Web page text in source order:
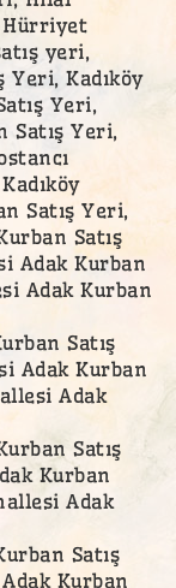
Hürriyet
yeri,
Yeri, Kadıköy
Yeri,
Satış Yeri,
Satış Yeri,
Satış
Adak Kurban
Adak Kurban
Satış
Adak Kurban
Adak
Satış
Kurban
Adak
Satış
Kurban